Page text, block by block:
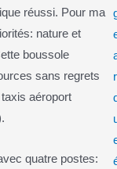
réussi. Pour ma
nature et
boussole
sans regrets
aéroport
quatre postes: